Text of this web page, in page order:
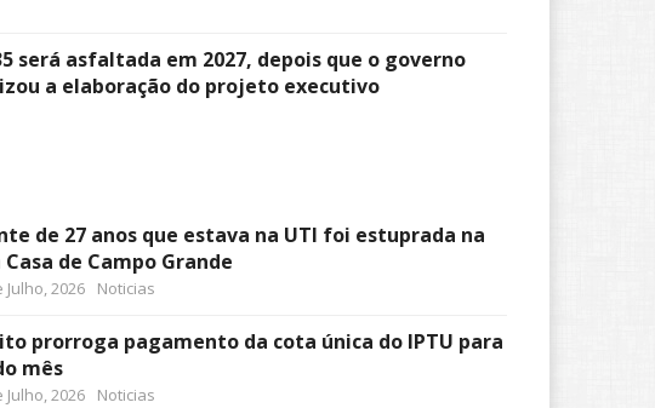
será asfaltada em 2027, depois que o governo
a elaboração do projeto executivo
de 27 anos que estava na UTI foi estuprada na
Casa de Campo Grande
Julho, 2026 Noticias
prorroga pagamento da cota única do IPTU para
mês
Julho, 2026 Noticias